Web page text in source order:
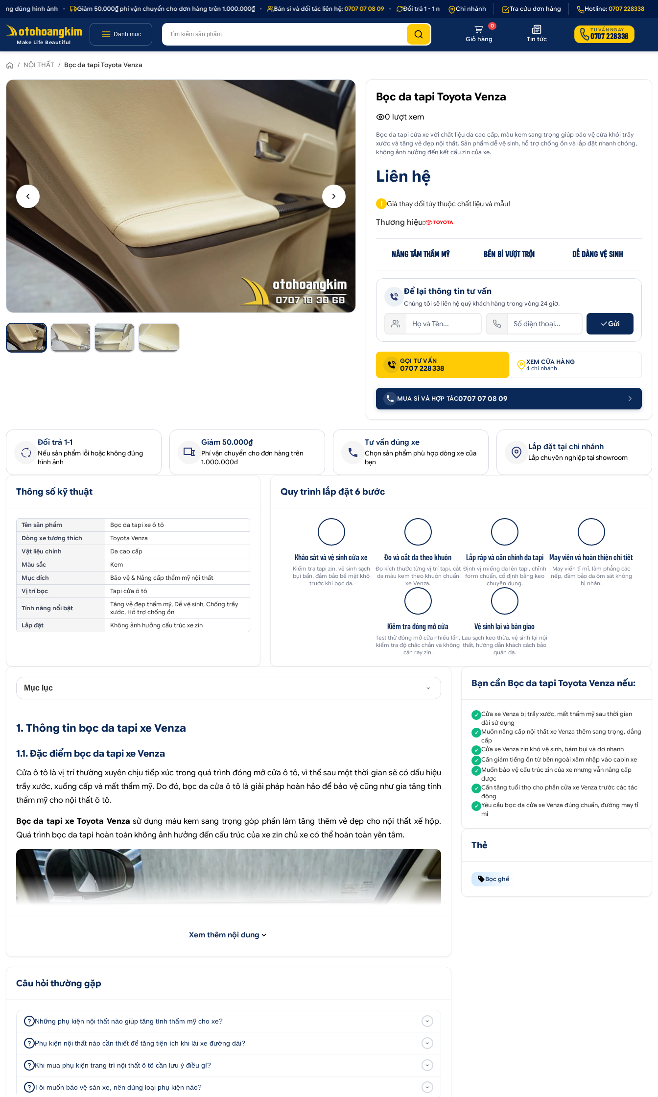
đúng hình ảnh • Giảm 50.000₫ phí vận chuyển cho đơn hàng trên 1.000.000₫ • Bán sỉ và đối tác liên hệ:0707 07 08 09 • Đổi trả 1 - 1 nếu sản phẩm lỗi hoặc không đúng hình ảnh • Giảm 50.000₫ phí vận
Chi nhánh Tra cứu đơn hàng Hotline: 0707 228338
Make Life Beautiful
Danh mục
Giỏ hàng
0
Tin tức
TƯ VẤN NGAY
0707 228338
/ NỘI THẤT / Bọc da tapi Toyota Venza
Bọc da tapi Toyota Venza
0 lượt xem
Bọc da tapi cửa xe với chất liệu da cao cấp, màu kem sang trọng giúp bảo vệ cửa khỏi trầy
xước và tăng vẻ đẹp nội thất. Sản phẩm dễ vệ sinh, hỗ trợ chống ồn và lắp đặt nhanh chóng,
không ảnh hưởng đến kết cấu zin của xe.
Liên hệ
! Giá thay đổi tùy thuộc chất liệu và mẫu!
Thương hiệu:
NÂNG TẦM THẨM MỸ BỀN BỈ VƯỢT TRỘI DỄ DÀNG VỆ SINH
Để lại thông tin tư vấn
Chúng tôi sẽ liên hệ quý khách hàng trong vòng 24 giờ.
Gửi
GỌI TƯ VẤN
0707 228338
XEM CỬA HÀNG
4 chi nhánh
MUA SỈ VÀ HỢP TÁC0707 07 08 09
Đổi trả 1-1
Nếu sản phẩm lỗi hoặc không đúng
hình ảnh
Giảm 50.000₫
Phí vận chuyển cho đơn hàng trên
1.000.000₫
Tư vấn đúng xe
Chọn sản phẩm phù hợp dòng xe của
bạn
Lắp đặt tại chi nhánh
Lắp chuyên nghiệp tại showroom
Thông số kỹ thuật
Tên sản phẩm
Bọc da tapi xe ô tô
Dòng xe tương thích
Toyota Venza
Vật liệu chính
Da cao cấp
Màu sắc
Kem
Mục đích
Bảo vệ & Nâng cấp thẩm mỹ nội thất
Vị trí bọc
Tapi cửa ô tô
Tính năng nổi bật
Tăng vẻ đẹp thẩm mỹ, Dễ vệ sinh, Chống trầy
xước, Hỗ trợ chống ồn
Lắp đặt
Không ảnh hưởng cấu trúc xe zin
Quy trình lắp đặt 6 bước
Khảo sát và vệ sinh cửa xe
Kiểm tra tapi zin, vệ sinh sạch
bụi bẩn, đảm bảo bề mặt khô
trước khi bọc da.
Đo và cắt da theo khuôn
Đo kích thước từng vị trí tapi, cắt
da màu kem theo khuôn chuẩn
xe Venza.
Lắp ráp và căn chỉnh da tapi
Định vị miếng da lên tapi, chỉnh
form chuẩn, cố định bằng keo
chuyên dụng.
May viền và hoàn thiện chi tiết
May viền tỉ mỉ, làm phẳng các
nếp, đảm bảo da ôm sát không
bị nhăn.
Kiểm tra đóng mở cửa
Test thử đóng mở cửa nhiều lần,
kiểm tra độ chắc chắn và không
cản ray zin.
Vệ sinh lại và bàn giao
Lau sạch keo thừa, vệ sinh lại nội
thất, hướng dẫn khách cách bảo
quản da.
Mục lục
1. Thông tin bọc da tapi xe Venza
1.1. Đặc điểm bọc da tapi xe Venza
Cửa ô tô là vị trí thường xuyên chịu tiếp xúc trong quá trình đóng mở cửa ô tô, vì thế sau một thời gian sẽ có dấu hiệu
trầy xước, xuống cấp và mất thẩm mỹ. Do đó, bọc da cửa ô tô là giải pháp hoàn hảo để bảo vệ cũng như gia tăng tính
thẩm mỹ cho nội thất ô tô.
Bọc da tapi xe Toyota Venzasử dụng màu kem sang trọng góp phần làm tăng thêm vẻ đẹp cho nội thất xế hộp.
Quá trình bọc da tapi hoàn toàn không ảnh hưởng đến cấu trúc của xe zin chủ xe có thể hoàn toàn yên tâm.
Xem thêm nội dung
Câu hỏi thường gặp
Những phụ kiện nội thất nào giúp tăng tính thẩm mỹ cho xe?
Phụ kiện nội thất nào cần thiết để tăng tiện ích khi lái xe đường dài?
Khi mua phụ kiện trang trí nội thất ô tô cần lưu ý điều gì?
Tôi muốn bảo vệ sàn xe, nên dùng loại phụ kiện nào?
Bạn cần Bọc da tapi Toyota Venza nếu:
✓ Cửa xe Venza bị trầy xước, mất thẩm mỹ sau thời gian
dài sử dụng
✓ Muốn nâng cấp nội thất xe Venza thêm sang trọng, đẳng
cấp
✓ Cửa xe Venza zin khó vệ sinh, bám bụi và dơ nhanh
✓ Cần giảm tiếng ồn từ bên ngoài xâm nhập vào cabin xe
✓ Muốn bảo vệ cấu trúc zin của xe nhưng vẫn nâng cấp
được
✓ Cần tăng tuổi thọ cho phần cửa xe Venza trước các tác
động
✓ Yêu cầu bọc da cửa xe Venza đúng chuẩn, đường may tỉ
mỉ
Thẻ
Bọc ghế